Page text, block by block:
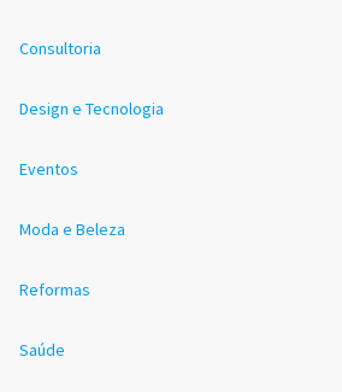
Consultoria
Design e Tecnologia
Eventos
Moda e Beleza
Reformas
Saúde